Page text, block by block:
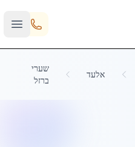
אלעד
שערי
ברזל